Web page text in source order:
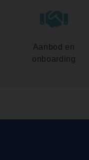
Aanbod en
onboarding